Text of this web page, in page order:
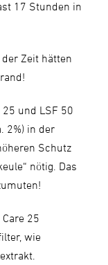
17 Stunden in
Zeit hätten
und LSF 50
2%) in der
Schutz
nötig. Das
25
wie